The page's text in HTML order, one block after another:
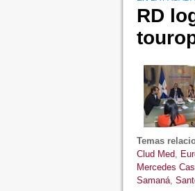
RD
Temas
Clud Med,
Mercedes
Samaná,